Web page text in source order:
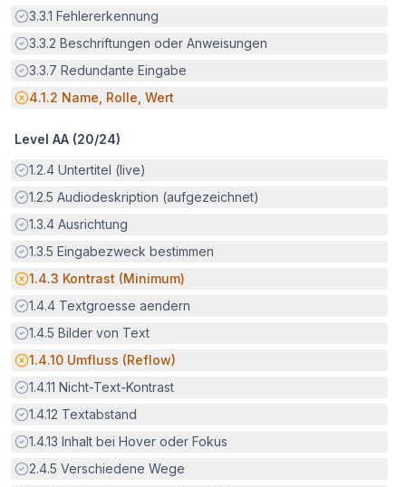
Erfüllt:
3.3.1 Fehlererkennung
Erfüllt:
3.3.2 Beschriftungen oder Anweisungen
Erfüllt:
3.3.7 Redundante Eingabe
Potenzielle Barriere:
4.1.2 Name, Rolle, Wert
Level AA (20/24)
Erfüllt:
1.2.4 Untertitel (live)
Erfüllt:
1.2.5 Audiodeskription (aufgezeichnet)
Erfüllt:
1.3.4 Ausrichtung
Erfüllt:
1.3.5 Eingabezweck bestimmen
Potenzielle Barriere:
1.4.3 Kontrast (Minimum)
Erfüllt:
1.4.4 Textgroesse aendern
Erfüllt:
1.4.5 Bilder von Text
Potenzielle Barriere:
1.4.10 Umfluss (Reflow)
Erfüllt:
1.4.11 Nicht-Text-Kontrast
Erfüllt:
1.4.12 Textabstand
Erfüllt:
1.4.13 Inhalt bei Hover oder Fokus
Erfüllt:
2.4.5 Verschiedene Wege